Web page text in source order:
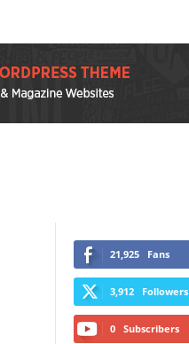
21,925 Fans
3,912 Followers
0 Subscribers